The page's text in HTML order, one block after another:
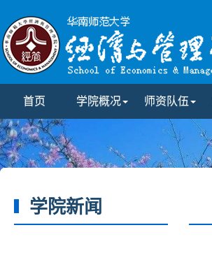
首页 学院概况 师资队伍
学院新闻